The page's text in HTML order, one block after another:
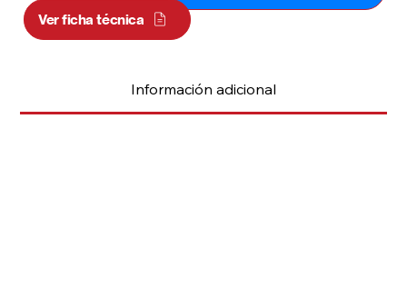
Ver ficha técnica
Información adicional